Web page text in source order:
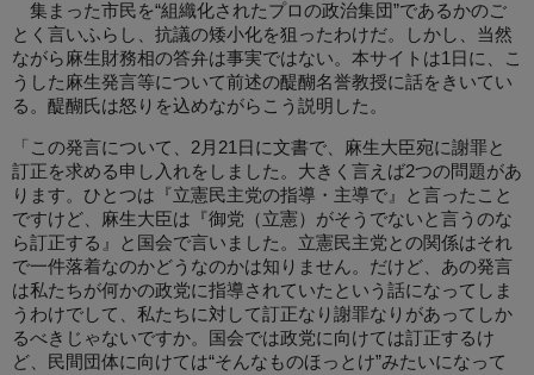
集まった市民を“組織化されたプロの政治集団”であるかのご
とく言いふらし、抗議の矮小化を狙ったわけだ。しかし、当然
ながら麻生財務相の答弁は事実ではない。本サイトは1日に、こ
うした麻生発言等について前述の醍醐名誉教授に話をきいてい
る。醍醐氏は怒りを込めながらこう説明した。
「この発言について、2月21日に文書で、麻生大臣宛に謝罪と
訂正を求める申し入れをしました。大きく言えば2つの問題があ
ります。ひとつは『立憲民主党の指導・主導で』と言ったこと
ですけど、麻生大臣は『御党（立憲）がそうでないと言うのな
ら訂正する』と国会で言いました。立憲民主党との関係はそれ
で一件落着なのかどうなのかは知りません。だけど、あの発言
は私たちが何かの政党に指導されていたという話になってしま
うわけでして、私たちに対して訂正なり謝罪なりがあってしか
るべきじゃないですか。国会では政党に向けては訂正するけ
ど、民間団体に向けては“そんなものほっとけ”みたいになって